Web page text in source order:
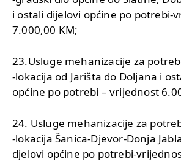
i ostali dijelovi općine po potrebi-
7.000,00 KM;
23.Usluge mehanizacije za
-lokacija od Jarišta do Doljana i
općine po potrebi – vrijednost
24. Usluge mehanizacije za
-lokacija Šanica-Djevor-Donja
djelovi općine po potrebi-